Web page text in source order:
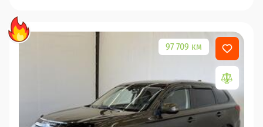
97 709 км